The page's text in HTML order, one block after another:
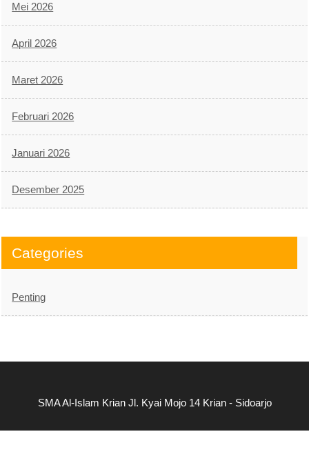
Mei 2026
April 2026
Maret 2026
Februari 2026
Januari 2026
Desember 2025
Categories
Penting
SMA Al-Islam Krian Jl. Kyai Mojo 14 Krian - Sidoarjo